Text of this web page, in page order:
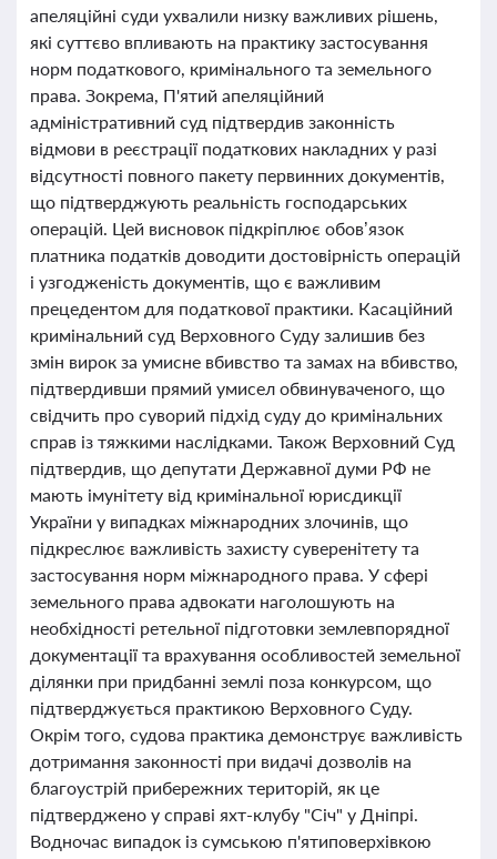
апеляційні суди ухвалили низку важливих рішень,
які суттєво впливають на практику застосування
норм податкового, кримінального та земельного
права. Зокрема, П'ятий апеляційний
адміністративний суд підтвердив законність
відмови в реєстрації податкових накладних у разі
відсутності повного пакету первинних документів,
що підтверджують реальність господарських
операцій. Цей висновок підкріплює обов’язок
платника податків доводити достовірність операцій
і узгодженість документів, що є важливим
прецедентом для податкової практики. Касаційний
кримінальний суд Верховного Суду залишив без
змін вирок за умисне вбивство та замах на вбивство,
підтвердивши прямий умисел обвинуваченого, що
свідчить про суворий підхід суду до кримінальних
справ із тяжкими наслідками. Також Верховний Суд
підтвердив, що депутати Державної думи РФ не
мають імунітету від кримінальної юрисдикції
України у випадках міжнародних злочинів, що
підкреслює важливість захисту суверенітету та
застосування норм міжнародного права. У сфері
земельного права адвокати наголошують на
необхідності ретельної підготовки землевпорядної
документації та врахування особливостей земельної
ділянки при придбанні землі поза конкурсом, що
підтверджується практикою Верховного Суду.
Окрім того, судова практика демонструє важливість
дотримання законності при видачі дозволів на
благоустрій прибережних територій, як це
підтверджено у справі яхт-клубу "Січ" у Дніпрі.
Водночас випадок із сумською п'ятиповерхівкою